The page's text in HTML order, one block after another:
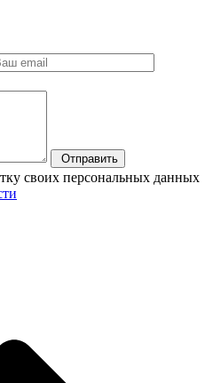
Отправить
своих персональных данных